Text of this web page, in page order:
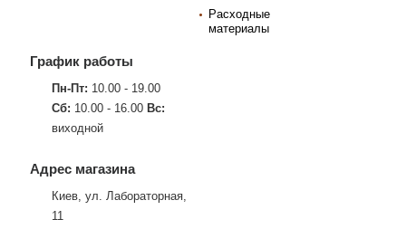
Расходные
материалы
График работы
Пн-Пт: 10.00 - 19.00
Сб: 10.00 - 16.00 Вс:
виходной
Адрес магазина
Киев, ул. Лабораторная,
11